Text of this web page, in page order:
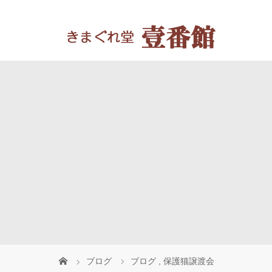
ブログ ブログ 保護猫譲渡会